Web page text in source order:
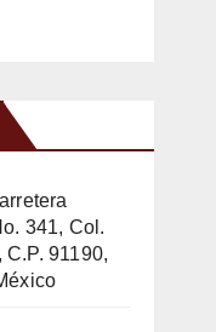
341, Col.
91190,